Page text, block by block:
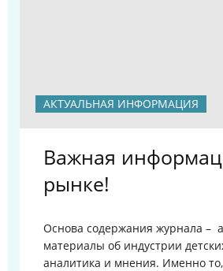
АКТУАЛЬНАЯ ИНФОРМАЦИЯ
Важная
рынке!
Основа содержания журнала –
материалы об индустрии
аналитика и мнения. Именно